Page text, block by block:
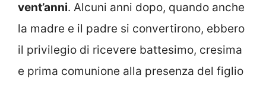
vent’anni. Alcuni anni dopo, quando anche
la madre e il padre si convertirono, ebbero
il privilegio di ricevere battesimo, cresima
e prima comunione alla presenza del figlio